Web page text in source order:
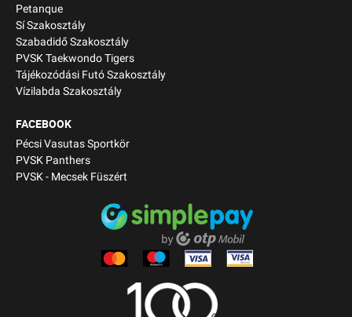
Petanque
Sí Szakosztály
Szabadidő Szakosztály
PVSK Taekwondo Tigers
Tájékozódási Futó Szakosztály
Vízilabda Szakosztály
FACEBOOK
Pécsi Vasutas Sportkör
PVSK Panthers
PVSK - Mecsek Füszért